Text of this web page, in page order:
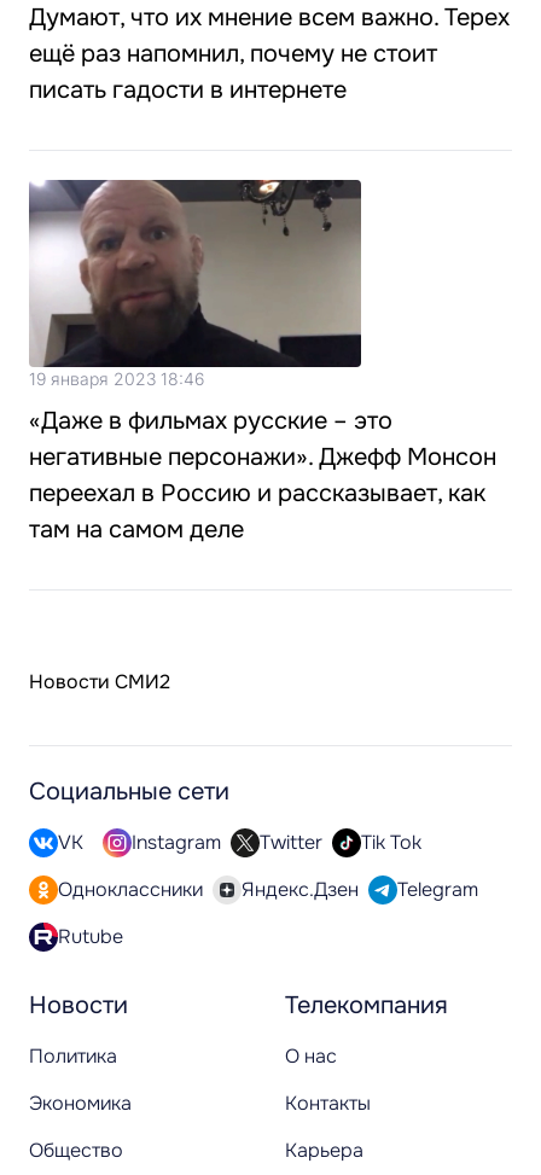
Думают, что их мнение всем важно. Терех
ещё раз напомнил, почему не стоит
писать гадости в интернете
19 января 2023 18:46
«Даже в фильмах русские – это
негативные персонажи». Джефф Монсон
переехал в Россию и рассказывает, как
там на самом деле
Новости СМИ2
Новости
Политика
Экономика
Общество
Телекомпания
О нас
Контакты
Карьера
Социальные сети
VK Instagram Twitter
Tik Tok
Одноклассники
Яндекс.Дзен
Telegram
Rutube